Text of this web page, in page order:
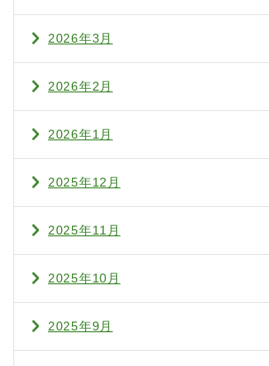
2026年3月
2026年2月
2026年1月
2025年12月
2025年11月
2025年10月
2025年9月